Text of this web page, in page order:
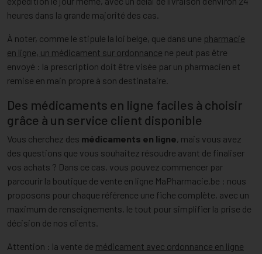
heures dans la grande majorité des cas.
À noter, comme le stipule la loi belge, que dans une pharmacie
en ligne, un médicament sur ordonnance ne peut pas être
envoyé : la prescription doit être visée par un pharmacien et
remise en main propre à son destinataire.
Des médicaments en ligne faciles à choisir
grâce à un service client disponible
Vous cherchez des médicaments en ligne, mais vous avez
des questions que vous souhaitez résoudre avant de finaliser
vos achats ? Dans ce cas, vous pouvez commencer par
parcourir la boutique de vente en ligne MaPharmacie.be : nous
proposons pour chaque référence une fiche complète, avec un
maximum de renseignements, le tout pour simplifier la prise de
décision de nos clients.
Attention : la vente de médicament avec ordonnance en ligne